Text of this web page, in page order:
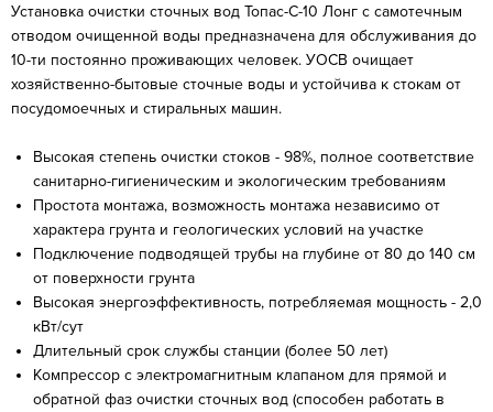
Установка очистки сточных вод Топас-С-10 Лонг с самотечным
отводом очищенной воды предназначена для обслуживания до
10-ти постоянно проживающих человек. УОСВ очищает
хозяйственно-бытовые сточные воды и устойчива к стокам от
посудомоечных и стиральных машин.
Высокая степень очистки стоков - 98%, полное соответствие
санитарно-гигиеническим и экологическим требованиям
Простота монтажа, возможность монтажа независимо от
характера грунта и геологических условий на участке
Подключение подводящей трубы на глубине от 80 до 140 см
от поверхности грунта
Высокая энергоэффективность, потребляемая мощность - 2,0
кВт/сут
Длительный срок службы станции (более 50 лет)
Компрессор с электромагнитным клапаном для прямой и
обратной фаз очистки сточных вод (способен работать в